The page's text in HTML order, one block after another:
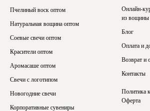
Пчелиный воск оптом
Натуральная вощина оптом
Соевые свечи оптом
Красители оптом
Аромасаше оптом
Свечи с логотипом
Новогодние свечи
Корпоративные сувениры
Онлайн-
из вощины
Блог
Оплата и
Возврат и
Контакты
Политика
Оферта